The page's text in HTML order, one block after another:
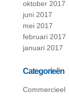
oktober 2017
juni 2017
mei 2017
februari 2017
januari 2017
Categorieën
Commercieel